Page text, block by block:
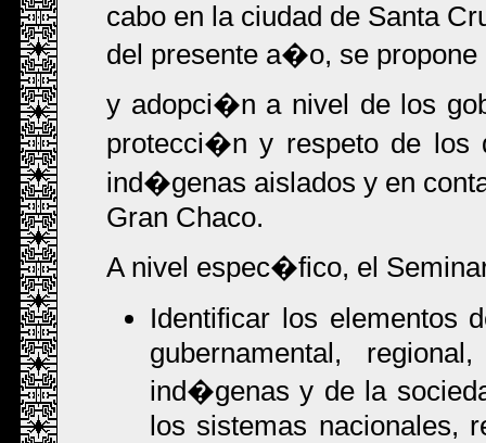
cabo en la ciudad de Santa
del presente a�o, se
y adopci�n a nivel de los
protecci�n y respeto de los
ind�genas aislados y en
Gran Chaco.
A nivel espec�fico, el
Identificar los elementos
gubernamental,
ind�genas y de la
los sistemas nacionales,